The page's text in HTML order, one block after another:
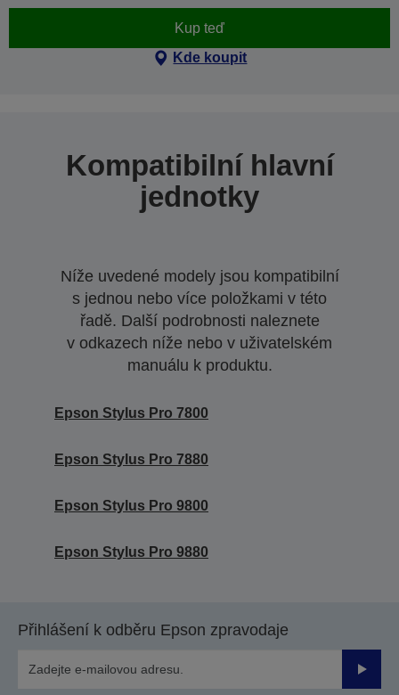
Kup teď
Kde koupit
Kompatibilní hlavní
jednotky
Níže uvedené modely jsou kompatibilní
s jednou nebo více položkami v této
řadě. Další podrobnosti naleznete
v odkazech níže nebo v uživatelském
manuálu k produktu.
Epson Stylus Pro 7800
Epson Stylus Pro 7880
Epson Stylus Pro 9800
Epson Stylus Pro 9880
Přihlášení k odběru Epson zpravodaje